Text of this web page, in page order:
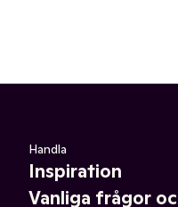
Handla
Inspiration
Vanliga frågor